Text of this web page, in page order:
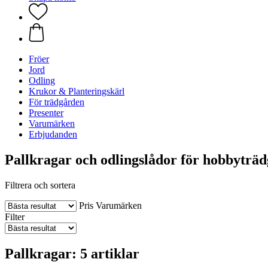
Fröer
Jord
Odling
Krukor & Planteringskärl
För trädgården
Presenter
Varumärken
Erbjudanden
Pallkragar och odlingslådor för
Filtrera och sortera
Pris Varumärken
Filter
Pallkragar: 5 artiklar